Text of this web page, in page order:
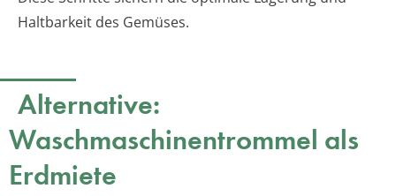
Haltbarkeit des Gemüses.
Alternative:
Waschmaschinentrommel als
Erdmiete